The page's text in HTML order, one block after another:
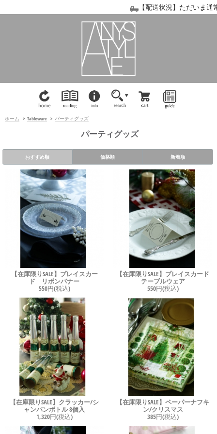
【配送状況】ただいま通常
ホーム > Tableware > パーティグッズ
パーティグッズ
おすすめ順 価格順 新着順
【在庫限りSALE】プレイスカー
ド リボンバナー
550円(税込)
【在庫限りSALE】プレイスカード
テーブルウェア
550円(税込)
【在庫限りSALE】クラッカー/シ
ャンパンボトル 8個入
1,320円(税込)
【在庫限りSALE】ペーパーナフキ
ン/クリスマス
385円(税込)